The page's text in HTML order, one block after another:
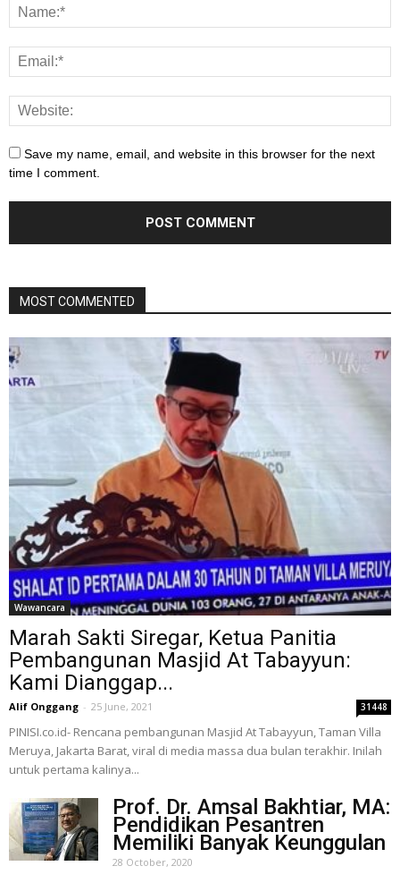
Save my name, email, and website in this browser for the next
time I comment.
MOST COMMENTED
Wawancara
Marah Sakti Siregar, Ketua Panitia
Pembangunan Masjid At Tabayyun:
Kami Dianggap...
Alif Onggang - 25 June, 2021 31448
PINISI.co.id- Rencana pembangunan Masjid At Tabayyun, Taman Villa
Meruya, Jakarta Barat, viral di media massa dua bulan terakhir. Inilah
untuk pertama kalinya...
Prof. Dr. Amsal Bakhtiar, MA:
Pendidikan Pesantren
Memiliki Banyak Keunggulan
28 October, 2020